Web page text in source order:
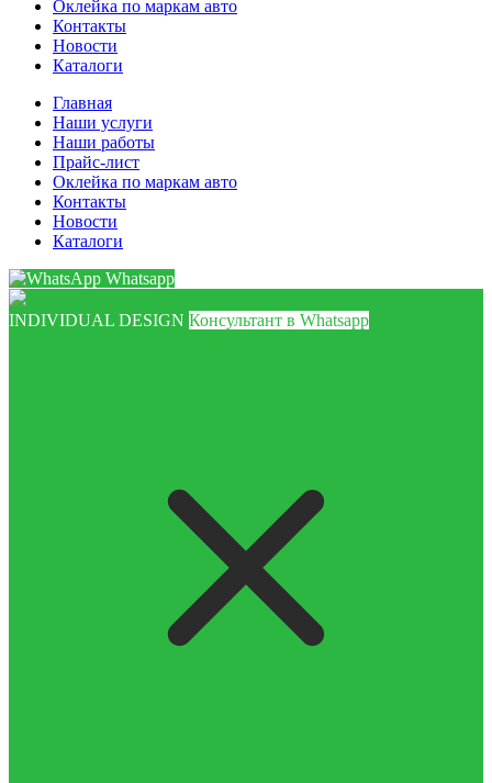
Оклейка по маркам авто
Контакты
Новости
Каталоги
Главная
Наши услуги
Наши работы
Прайс-лист
Оклейка по маркам авто
Контакты
Новости
Каталоги
Whatsapp
INDIVIDUAL DESIGN Консультант в Whatsapp